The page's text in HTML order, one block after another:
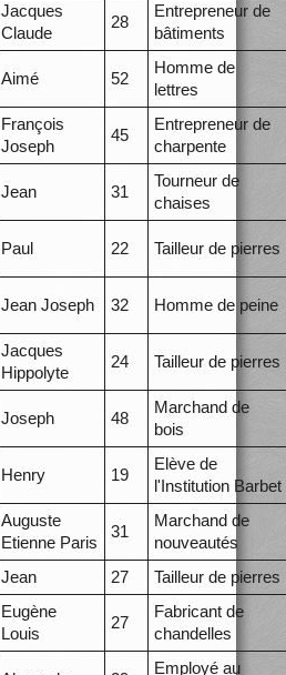
Jacques
Claude
28
Entrepreneur de
bâtiments
Aimé 52
Homme de
lettres
François
Joseph
45
Entrepreneur de
charpente
Jean 31
Tourneur de
chaises
Paul 22 Tailleur de pierres
Jean Joseph 32 Homme de peine
Jacques
Hippolyte
24 Tailleur de pierres
Joseph 48
Marchand de
bois
Henry 19
Elève de
l'Institution Barbet
Auguste
Etienne Paris
31
Marchand de
nouveautés
Jean 27 Tailleur de pierres
Eugène
Louis
27
Fabricant de
chandelles
Employé au